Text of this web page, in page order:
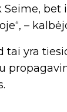
–
tai yra